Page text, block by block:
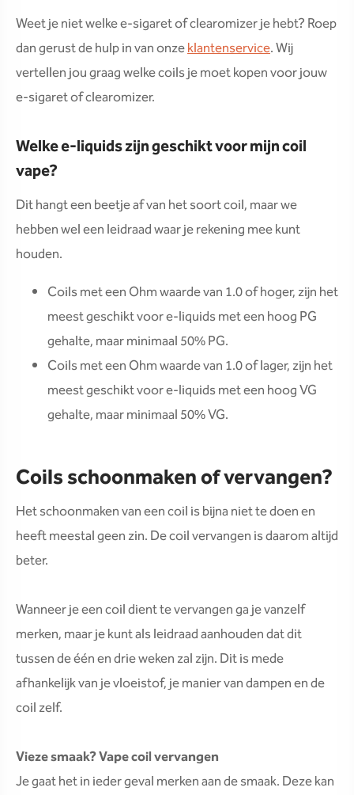
Weet je niet welke e-sigaret of clearomizer je hebt? Roep
dan gerust de hulp in van onzeklantenservice. Wij
vertellen jou graag welke coils je moet kopen voor jouw
e-sigaret of clearomizer.
Welke e-liquids zijn geschikt voor mijn coil
vape?
Dit hangt een beetje af van het soort coil, maar we
hebben wel een leidraad waar je rekening mee kunt
houden.
Coils met een Ohm waarde van 1.0 of hoger, zijn het
meest geschikt voor e-liquids met een hoog PG
gehalte, maar minimaal 50% PG.
Coils met een Ohm waarde van 1.0 of lager, zijn het
meest geschikt voor e-liquids met een hoog VG
gehalte, maar minimaal 50% VG.
Coils schoonmaken of vervangen?
Het schoonmaken van een coil is bijna niet te doen en
heeft meestal geen zin. De coil vervangen is daarom altijd
beter.
Wanneer je een coil dient te vervangen ga je vanzelf
merken, maar je kunt als leidraad aanhouden dat dit
tussen de één en drie weken zal zijn. Dit is mede
afhankelijk van je vloeistof, je manier van dampen en de
coil zelf.
Vieze smaak? Vape coil vervangen
Je gaat het in ieder geval merken aan de smaak. Deze kan